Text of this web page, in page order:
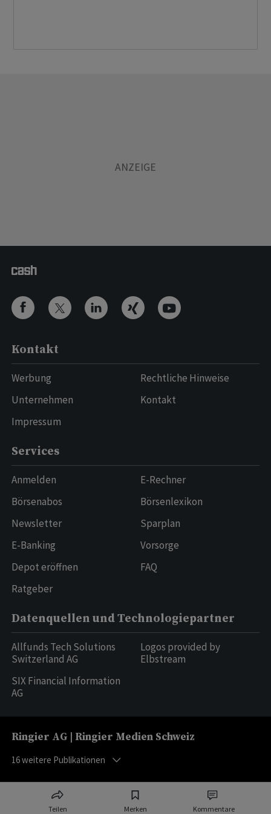
Teilen Merken Kommentare
Kontakt
Werbung
Unternehmen
Impressum
Rechtliche Hinweise
Kontakt
Services
Anmelden
Börsenabos
Newsletter
E-Banking
Depot eröffnen
Ratgeber
E-Rechner
Börsenlexikon
Sparplan
Vorsorge
FAQ
Datenquellen und Technologiepartner
Allfunds Tech Solutions
Switzerland AG
SIX Financial Information
AG
Logos provided by
Elbstream
Ringier AG | Ringier Medien Schweiz
16weitere Publikationen